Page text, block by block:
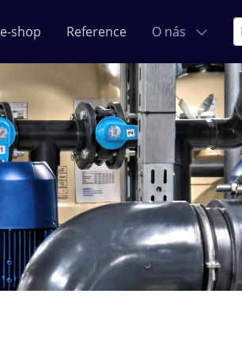
e-shop Reference O nás